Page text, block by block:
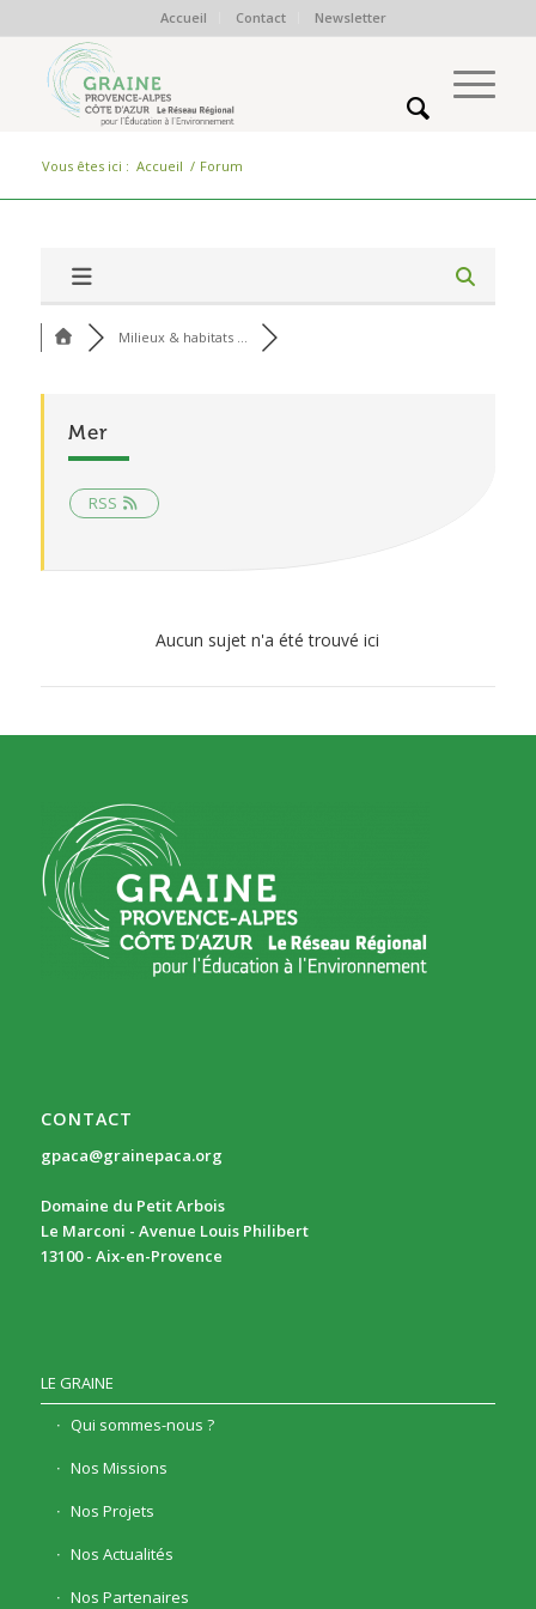
Accueil Contact Newsletter
Vous êtes ici : Accueil / Forum
Milieux & habitats ...
Mer
RSS
Aucun sujet n'a été trouvé ici
CONTACT
gpaca@grainepaca.org
Domaine du Petit Arbois
Le Marconi - Avenue Louis Philibert
13100 - Aix-en-Provence
LE GRAINE
Qui sommes-nous ?
Nos Missions
Nos Projets
Nos Actualités
Nos Partenaires